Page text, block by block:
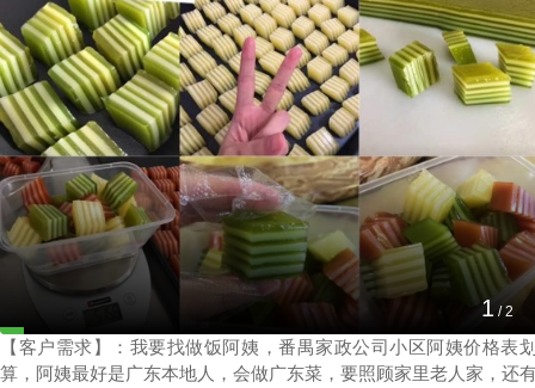
1 /2
广州阿姨服务，照顾家里老人家、按时接送孩子
到学校、说白话
2024-10-29 10:52:27
【客户需求】：我要找做饭阿姨，番禺家政公司小区阿姨价格表
算，阿姨最好是广东本地人，会做广东菜，要照顾家里老人家，还